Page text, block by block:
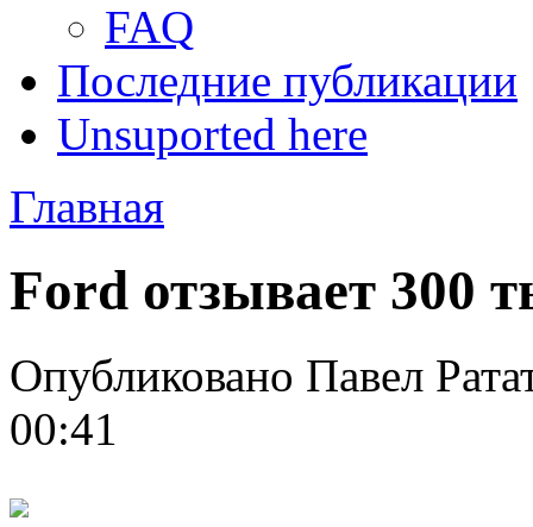
FAQ
Последние публикации
Unsuported here
Главная
Ford отзывает 300
Опубликовано Павел
00:41